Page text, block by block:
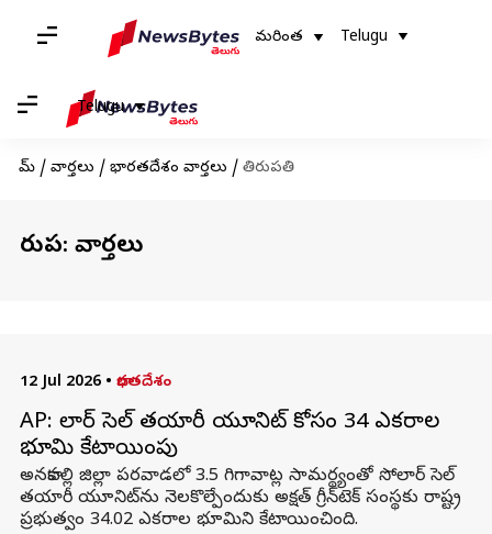
మరింత Telugu
Telugu
హోమ్ / వార్తలు / భారతదేశం వార్తలు / తిరుపతి
తిరుపతి: వార్తలు
12 Jul 2026 • భారతదేశం
AP: సోలార్ సెల్ తయారీ యూనిట్ కోసం 34 ఎకరాల
భూమి కేటాయింపు
అనకాపల్లి జిల్లా పరవాడలో 3.5 గిగావాట్ల సామర్థ్యంతో సోలార్ సెల్
తయారీ యూనిట్‌ను నెలకొల్పేందుకు అక్షత్ గ్రీన్‌టెక్ సంస్థకు రాష్ట్ర
ప్రభుత్వం 34.02 ఎకరాల భూమిని కేటాయించింది.